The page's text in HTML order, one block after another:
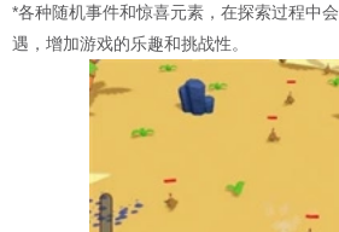
*各种随机事件和惊喜元素，在探索过程中
遇，增加游戏的乐趣和挑战性。